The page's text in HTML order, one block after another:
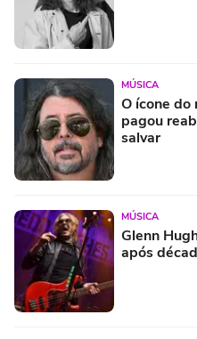
MÚSICA
O ícone do
pagou
salvar
MÚSICA
Glenn
após